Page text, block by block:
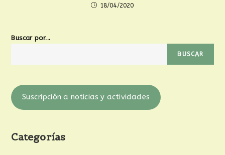
18/04/2020
Buscar por...
BUSCAR
Suscripción a noticias y actividades
Categorías